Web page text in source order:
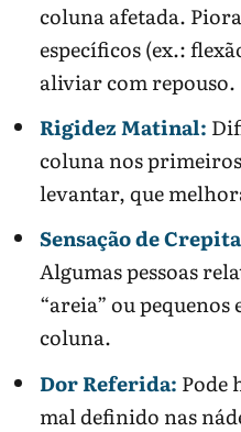
coluna afetada.
específicos (ex.:
aliviar com repouso.
Rigidez Matinal:
coluna nos
levantar, que
Sensação de
Algumas pessoas
“areia” ou
coluna.
Dor Referida: Pode
mal definido nas